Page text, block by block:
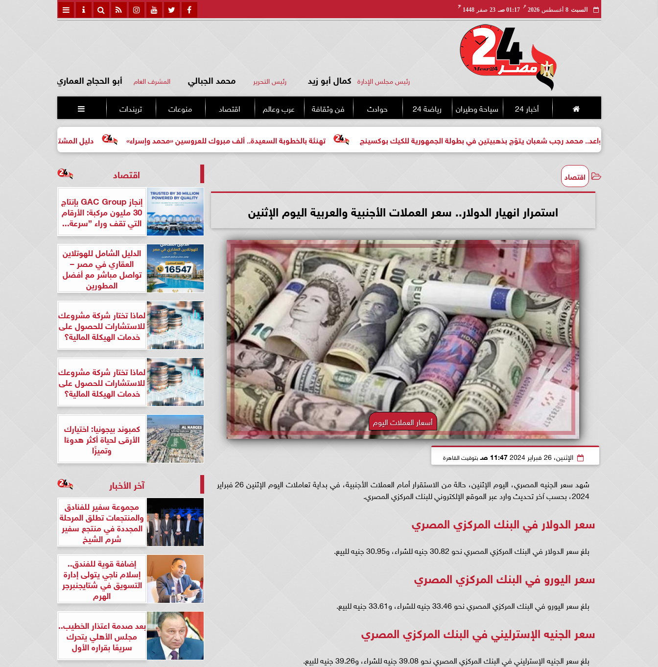
السبت 8 أغسطس 2026
مـ
01:17 صـ 23 صفر 1448
هـ
رئيس مجلس الإدارة كمال أبو زيد رئيس التحرير محمد الجبالي المشرف العام أبو الحجاج العماري
أخبار 24 سياحة وطيران رياضة 24 حوادث فن وثقافة عرب وعالم اقتصاد منوعات تريندات 
دليل المشتري لأول مرة لاختيار مشروع تهنئة بالخطوبة السعيدة.. ألف مبروك للعروسين «محمد وإسراء» واعد.. محمد رجب شعبان يتوّج بذهبيتين في بطولة الجمهورية للكيك بوكسينج
اقتصاد
استمرار انهيار الدولار.. سعر العملات الأجنبية والعربية اليوم الإثنين
أسعار العملات اليوم
الإثنين، 26 فبراير 2024 11:47 صـ بتوقيت القاهرة
شهد سعر الجنيه المصري، اليوم الإثنين، حالة من الاستقرار أمام العملات الأجنبية، في بداية تعاملات اليوم الإثنين 26 فبراير
2024، بحسب آخر تحديث وارد عبر الموقع الإلكتروني للبنك المركزي المصري.
سعر الدولار في البنك المركزي المصري
بلغ سعر الدولار في البنك المركزي المصري نحو 30.82 جنيه للشراء، و30.95 جنيه للبيع.
سعر اليورو في البنك المركزي المصري
بلغ سعر اليورو في البنك المركزي المصري نحو 33.46 جنيه للشراء، و33.61 جنيه للبيع.
سعر الجنيه الإسترليني في البنك المركزي المصري
بلغ سعر الجنيه الإسترليني في البنك المركزي المصري نحو 39.08 جنيه للشراء، و39.26 جنيه للبيع.
اقتصاد
إنجاز GAC Group بإنتاج
30 مليون مركبة: الأرقام
التي تقف وراء ”سرعة...
الدليل الشامل للهوتلاين
العقاري في مصر –
تواصل مباشر مع أفضل
المطورين
لماذا تختار شركة مشروعك
للاستشارات للحصول على
خدمات الهيكلة المالية؟
لماذا تختار شركة مشروعك
للاستشارات للحصول على
خدمات الهيكلة المالية؟
كمبوند بيجونيا: اختيارك
الأرقى لحياة أكثر هدوءًا
وتميزًا
آخر الأخبار
مجموعة سفير للفنادق
والمنتجعات تطلق المرحلة
المجددة في منتجع سفير
شرم الشيخ
إضافة قوية للفندق..
إسلام ناجي يتولى إدارة
التسويق في شتايجنبرجر
الهرم
بعد صدمة اعتذار الخطيب..
مجلس الأهلي يتحرك
سريعًا بقراره الأول